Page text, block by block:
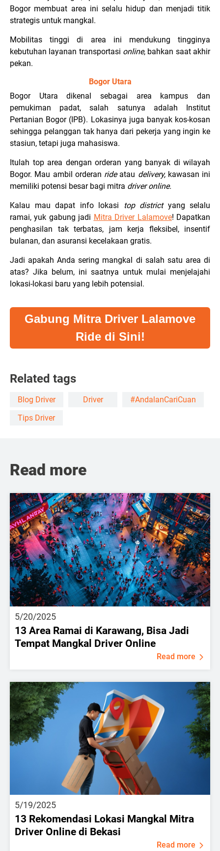
Bogor membuat area ini selalu hidup dan menjadi titik
strategis untuk mangkal.
Mobilitas tinggi di area ini mendukung tingginya
kebutuhan layanan transportasi online, bahkan saat akhir
pekan.
Bogor Utara
Bogor Utara dikenal sebagai area kampus dan
pemukiman padat, salah satunya adalah Institut
Pertanian Bogor (IPB). Lokasinya juga banyak kos-kosan
sehingga pelanggan tak hanya dari pekerja yang ingin ke
stasiun, tetapi juga mahasiswa.
Itulah top area dengan orderan yang banyak di wilayah
Bogor. Mau ambil orderan ride atau delivery, kawasan ini
memiliki potensi besar bagi mitra driver online.
Kalau mau dapat info lokasi top district yang selalu
ramai, yuk gabung jadi Mitra Driver Lalamove! Dapatkan
penghasilan tak terbatas, jam kerja fleksibel, insentif
bulanan, dan asuransi kecelakaan gratis.
Jadi apakah Anda sering mangkal di salah satu area di
atas? Jika belum, ini saatnya untuk mulai menjelajahi
lokasi-lokasi baru yang lebih potensial.
Gabung Mitra Driver Lalamove
Ride di Sini!
Related tags
Blog Driver Driver
#AndalanCariCuan
Tips Driver
Read more
5/20/2025
13 Area Ramai di Karawang, Bisa Jadi
Tempat Mangkal Driver Online
Read more
5/19/2025
13 Rekomendasi Lokasi Mangkal Mitra
Driver Online di Bekasi
Read more